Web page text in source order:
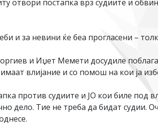
отвори постапка врз судиите и
и за невини ќе беа прогласени –
и Иџет Мемети досудиле
влијание и со помош на кои ја
против судиите и ЈО кои биле под
дело. Тие не треба да бидат судии.